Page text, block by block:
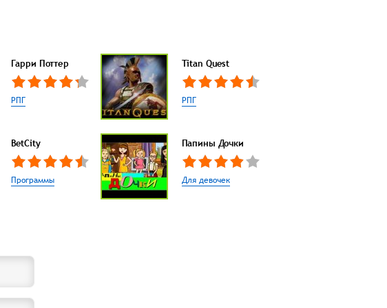
Гарри Поттер
РПГ
Titan Quest
РПГ
BetCity
Программы
Папины Дочки
Для девочек